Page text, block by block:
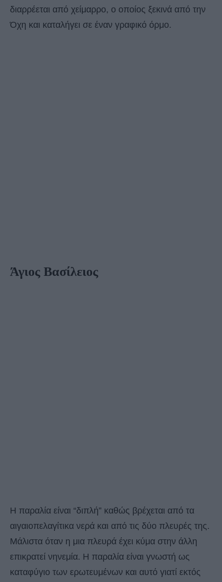
διαρρέεται από χείμαρρο, ο οποίος ξεκινά από την
Όχη και καταλήγει σε έναν γραφικό όρμο.
Άγιος Βασίλειος
Η παραλία είναι “διπλή” καθώς βρέχεται από τα
αιγαιοπελαγίτικα νερά και από τις δύο πλευρές της.
Μάλιστα όταν η μια πλευρά έχει κύμα στην άλλη
επικρατεί νηνεμία. Η παραλία είναι γνωστή ως
καταφύγιο των ερωτευμένων και αυτό γιατί εκτός